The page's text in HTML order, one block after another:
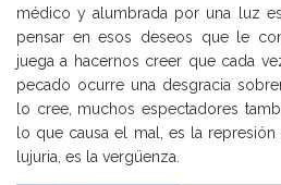
médico y alumbrada por una luz
pensar en esos deseos que le
juega a hacernos creer que cada
pecado ocurre una desgracia
lo cree, muchos espectadores
lo que causa el mal, es la
lujuria, es la vergüenza.